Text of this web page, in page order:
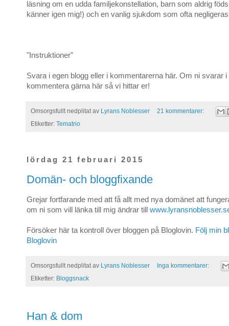
läsning om en udda familjekonstellation, barn som aldrig
känner igen mig!) och en vanlig sjukdom som ofta
"Instruktioner"
Svara i egen blogg eller i kommentarerna här. Om ni svarar i
kommentera gärna här så vi hittar er!
Omsorgsfullt nedplitat av Lyrans Noblesser
21 kommentarer:
Etiketter: Tematrio
lördag 21 februari 2015
Domän- och bloggfixande
Grejar fortfarande med att få allt med nya domänet att
om ni som vill länka till mig ändrar till
Försöker här ta kontroll över bloggen på Bloglovin. Följ min
Bloglovin
Omsorgsfullt nedplitat av Lyrans Noblesser
Inga kommentarer:
Etiketter: Bloggsnack
Han & dom